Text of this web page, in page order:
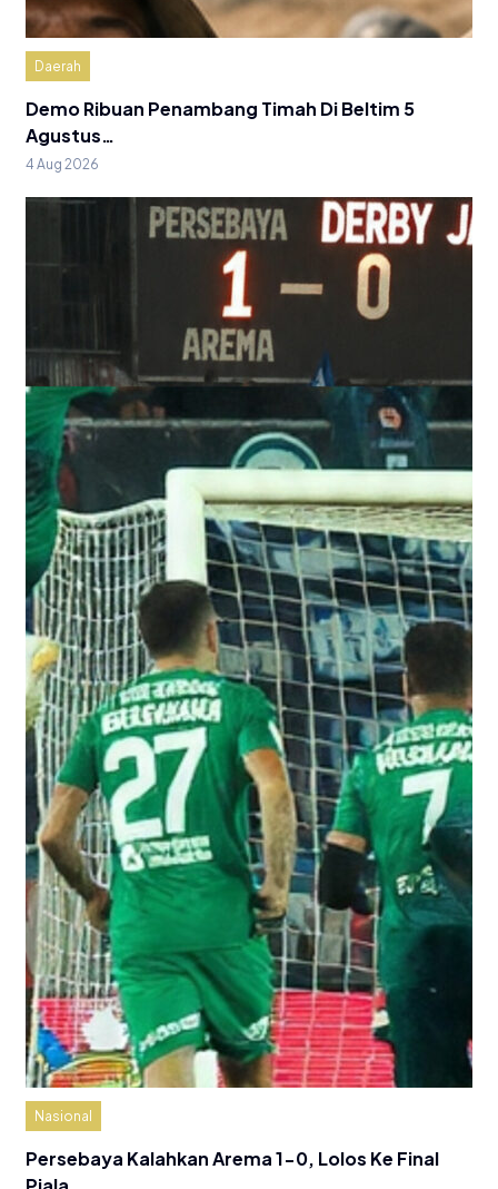
Daerah
Demo Ribuan Penambang Timah Di Beltim 5
Agustus…
4 Aug 2026
Nasional
Persebaya Kalahkan Arema 1-0, Lolos Ke Final